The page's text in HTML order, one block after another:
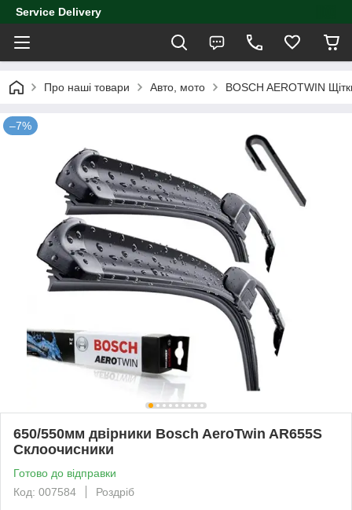
Service Delivery
Про наші товари Авто, мото BOSCH AEROTWIN
–7%
650/550мм двірники Bosch AeroTwin AR655S
Склоочисники
Готово до відправки
Код: 007584
Роздріб